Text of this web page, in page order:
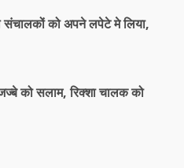
संचालकों को अपने लपेटे मे लिया,
जज्बे को सलाम, रिक्शा चालक को